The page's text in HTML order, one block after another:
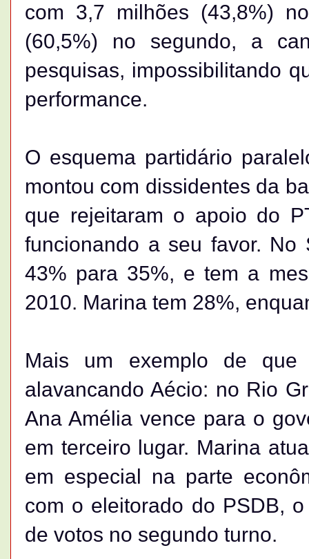
com 3,7 milhões (43,8%)
(60,5%) no segundo, a
pesquisas, impossibilitando
performance.
O esquema partidário
montou com dissidentes da
que rejeitaram o apoio do
funcionando a seu favor.
43% para 35%, e tem a
2010. Marina tem 28%,
Mais um exemplo de
alavancando Aécio: no Rio
Ana Amélia vence para o
em terceiro lugar. Marina
em especial na parte
com o eleitorado do PSDB,
de votos no segundo turno.